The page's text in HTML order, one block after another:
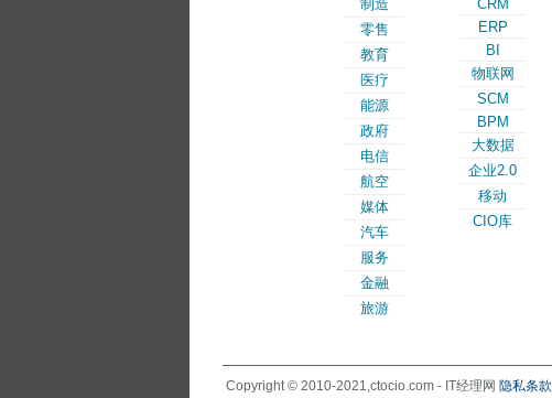
制造
零售
教育
医疗
能源
政府
电信
航空
媒体
汽车
服务
金融
旅游
CRM
ERP
BI
物联网
SCM
BPM
大数据
企业2.0
移动
CIO库
Copyright © 2010-2021,ctocio.com - IT经理网 隐私条款